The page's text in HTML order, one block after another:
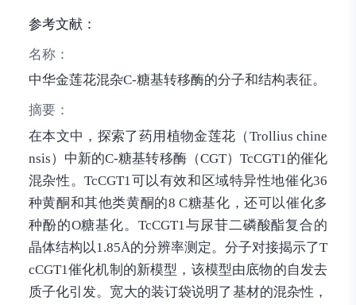
参考文献：
名称：
中华金莲花混杂C-糖基转移酶的分子和结构表征。
摘要：
在本文中，探索了药用植物金莲花（Trollius chine
nsis）中新的C-糖基转移酶（CGT）TcCGT1的催化
混杂性。TcCGT1可以有效和区域特异性地催化36
种黄酮和其他类黄酮的8 C糖基化，还可以催化多
种酚的O糖基化。TcCGT1与尿苷二磷酸酯复合的
晶体结构以1.85Å的分辨率测定。分子对接揭示了T
cCGT1催化机制的新模型，该模型由底物的自发去
质子化引发。宽大的装订袋说明了基材的混杂性，